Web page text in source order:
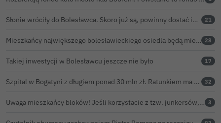
Słonie wróciły do Bolesławca. Skoro już są, powinny dostać imiona? 21
Mieszkańcy największego bolesławieckiego osiedla będą mieli nowy market 28
Takiej inwestycji w Bolesławcu jeszcze nie było 17
Szpital w Bogatyni z długiem ponad 30 mln zł. Ratunkiem ma być połączenie z Bolesławcem 32
Uwaga mieszkańcy bloków! Jeśli korzystacie z tzw. junkersów, przeczytajcie to koniecznie 3